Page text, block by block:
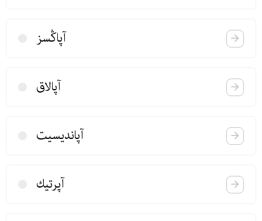
آپاڭسز
آپالاق
آپاندیسیت
آپرتیك